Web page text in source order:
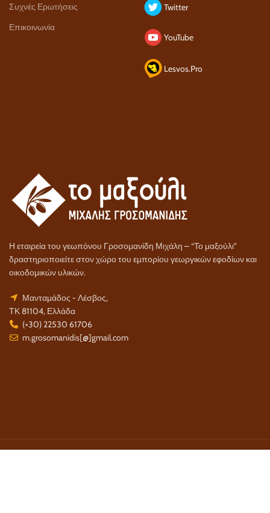
Συχνές Ερωτήσεις
Επικοινωνία
Twitter
YouTube
Lesvos.Pro
Η εταιρεία του γεωπόνου Γροσομανίδη Μιχάλη – “Το μαξούλι”
δραστηριοποιείτε στον χώρο του εμπορίου γεωργικών εφοδίων και
οικοδομικών υλικών.
Μανταμάδος - Λέσβος,
ΤΚ 81104, Ελλάδα
(+30) 22530 61706
m.grosomanidis[@]gmail.com